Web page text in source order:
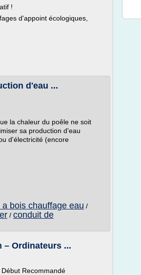
!
d'appoint écologiques,
d'eau ...
la chaleur du poêle ne soit
sa production d'eau
d'électricité (encore
a bois chauffage eau /
/ conduit de
– Ordinateurs ...
Recommandé